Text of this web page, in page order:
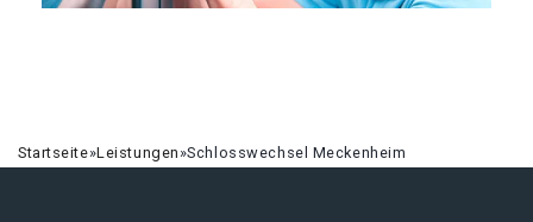
Startseite»Leistungen»Schlosswechsel Meckenheim